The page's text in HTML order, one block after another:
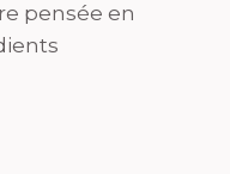
pensée en